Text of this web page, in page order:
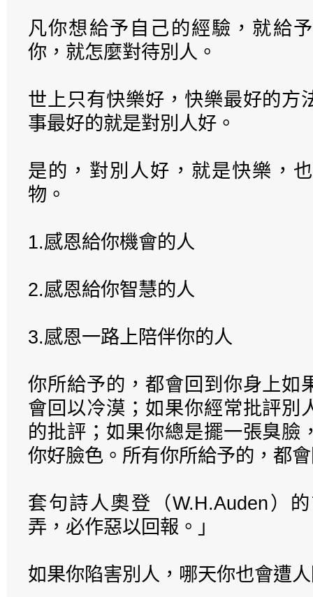
凡你想給予自己的經驗，就給
你，就怎麼對待別人。
世上只有快樂好，快樂最好的方
事最好的就是對別人好。
是的，對別人好，就是快樂，
物。
1.感恩給你機會的人
2.感恩給你智慧的人
3.感恩一路上陪伴你的人
你所給予的，都會回到你身上如
會回以冷漠；如果你經常批評別
的批評；如果你總是擺一張臭臉
你好臉色。所有你所給予的，都
套句詩人奧登（W.H.Auden）
弄，必作惡以回報。」
如果你陷害別人，哪天你也會遭